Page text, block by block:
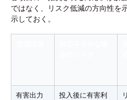
ではなく、リスク低減の方向性を
示しておく。
有害出力
投入後に有害利